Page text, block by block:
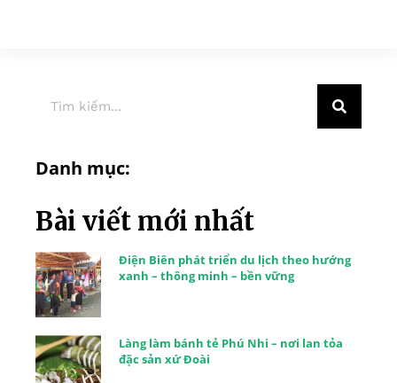
Danh mục:
Bài viết mới nhất
Điện Biên phát triển du lịch theo hướng
xanh – thông minh – bền vững
Làng làm bánh tẻ Phú Nhi – nơi lan tỏa
đặc sản xứ Đoài